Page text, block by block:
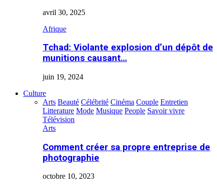
avril 30, 2025
Afrique
Tchad: Violante explosion d’un dépôt de
munitions causant…
juin 19, 2024
Culture
Arts Beauté Célébrité Cinéma Couple Entretien
Litterature Mode Musique People Savoir vivre
Télévision
Arts
Comment créer sa propre entreprise de
photographie
octobre 10, 2023